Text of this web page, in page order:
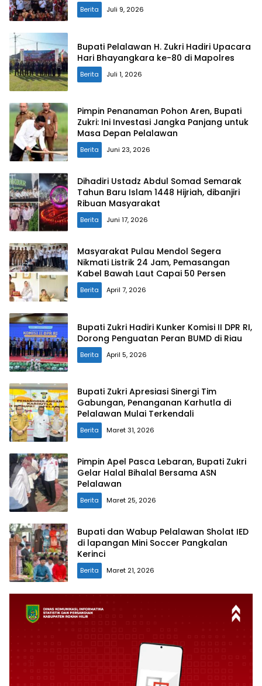
Berita Juli 9, 2026
Bupati Pelalawan H. Zukri Hadiri Upacara
Hari Bhayangkara ke-80 di Mapolres
Berita Juli 1, 2026
Pimpin Penanaman Pohon Aren, Bupati
Zukri: Ini Investasi Jangka Panjang untuk
Masa Depan Pelalawan
Berita Juni 23, 2026
Dihadiri Ustadz Abdul Somad Semarak
Tahun Baru Islam 1448 Hijriah, dibanjiri
Ribuan Masyarakat
Berita Juni 17, 2026
Masyarakat Pulau Mendol Segera
Nikmati Listrik 24 Jam, Pemasangan
Kabel Bawah Laut Capai 50 Persen
Berita April 7, 2026
Bupati Zukri Hadiri Kunker Komisi II DPR RI,
Dorong Penguatan Peran BUMD di Riau
Berita April 5, 2026
Bupati Zukri Apresiasi Sinergi Tim
Gabungan, Penanganan Karhutla di
Pelalawan Mulai Terkendali
Berita Maret 31, 2026
Pimpin Apel Pasca Lebaran, Bupati Zukri
Gelar Halal Bihalal Bersama ASN
Pelalawan
Berita Maret 25, 2026
Bupati dan Wabup Pelalawan Sholat IED
di lapangan Mini Soccer Pangkalan
Kerinci
Berita Maret 21, 2026